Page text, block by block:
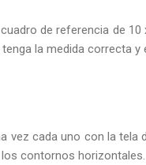
de referencia de
la medida correcta y
vez cada uno con la tela
contornos horizontales.